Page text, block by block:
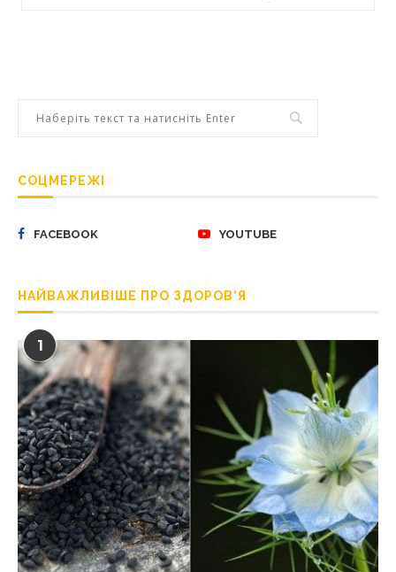
СОЦМЕРЕЖІ
FACEBOOK YOUTUBE
НАЙВАЖЛИВІШЕ ПРО ЗДОРОВ’Я
1